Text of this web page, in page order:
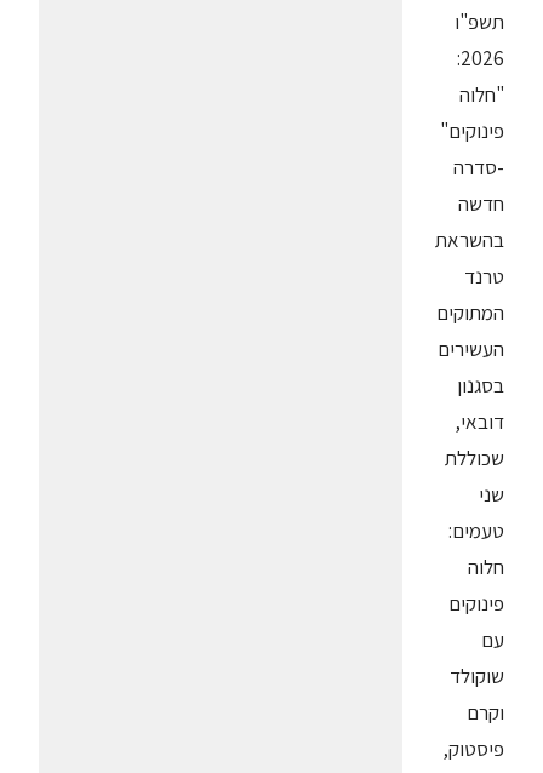
תשפ"ו
2026:
"חלוה
פינוקים"
-סדרה
חדשה
בהשראת
טרנד
המתוקים
העשירים
בסגנון
דובאי,
שכוללת
שני
טעמים:
חלוה
פינוקים
עם
שוקולד
וקרם
פיסטוק,